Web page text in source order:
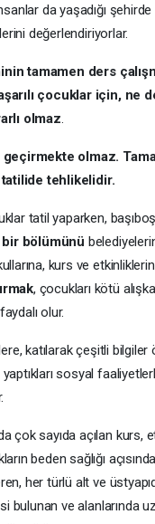
da yaşadığı
değerlendiriyorlar.
tamamen ders
çocuklar için, ne
olmaz.
olmaz.
tehlikelidir.
tatil yaparken, başıboş
bölümünü
kurs ve
, çocukları kötü
faydalı olur.
katılarak çeşitli bilgiler
sosyal
çok sayıda açılan kurs,
beden sağlığı
her türlü alt ve
bulunan ve alanlarında